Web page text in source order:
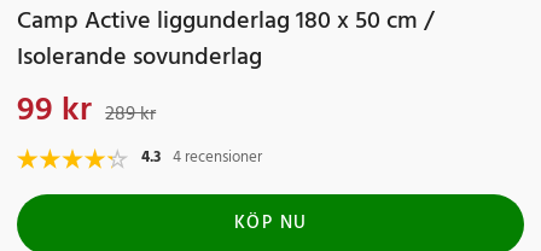
Camp Active liggunderlag 180 x 50 cm /
Isolerande sovunderlag
Nuvarande pris
99 kr 289 kr
4.3 4 recensioner
KÖP NU